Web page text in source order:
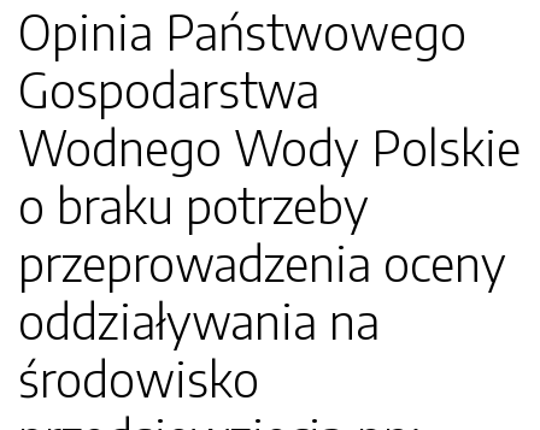
Opinia Państwowego
Gospodarstwa
Wodnego Wody Polskie
o braku potrzeby
przeprowadzenia oceny
oddziaływania na
środowisko